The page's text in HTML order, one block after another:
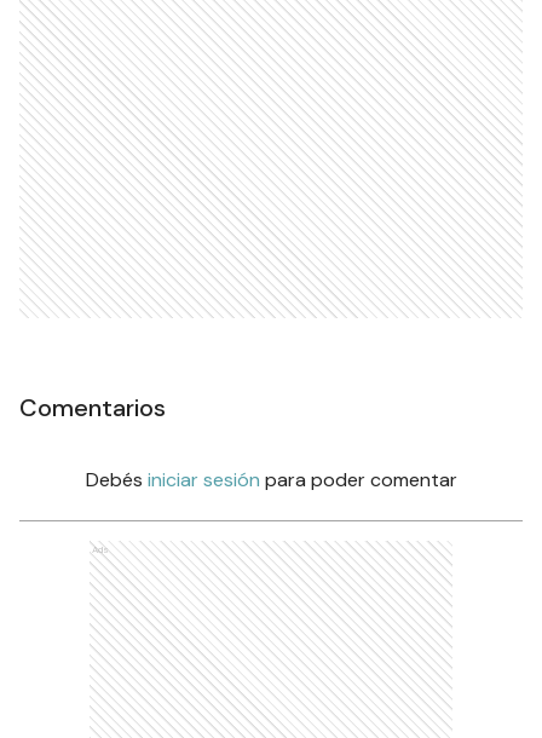
Comentarios
Debés iniciar sesión para poder comentar
Ads